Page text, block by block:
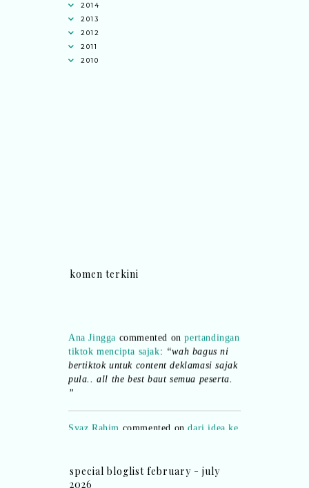
2014
2013
2012
2011
2010
komen terkini
tiktok mencipta sajak:“wah bagus ni
bertiktok untuk content deklamasi sajak
pula.. all the best baut semua peserta.
”
realiti mencipta permainan:“Selain
dan teknologi digital terbaik!”
special bloglist february - july
2026